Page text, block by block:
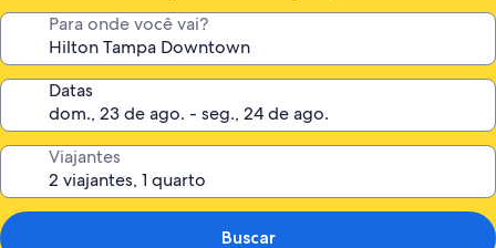
Para onde você vai?
Datas
Viajantes
Buscar